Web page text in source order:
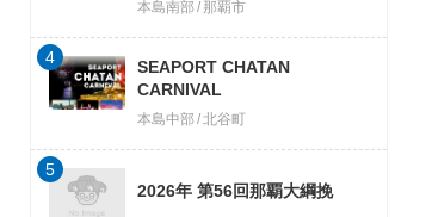
本島南部 那覇市
SEAPORT CHATAN
CARNIVAL
本島中部 北谷町
4
2026年 第56回那覇大綱挽
5